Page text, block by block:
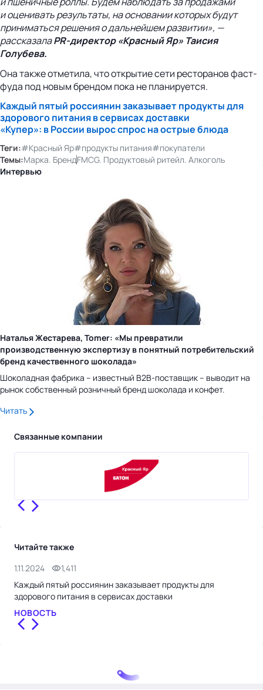
и оценивать результаты, на основании которых будут
приниматься решения о дальнейшем развитии», —
рассказалаPR-директор«Красный Яр» Таисия
Голубева.
Она также отметила, что открытие сети ресторанов фаст-
фуда под новым брендом пока не планируется.
Каждый пятый россиянин заказывает продукты для
здорового питания в сервисах доставки
«Купер»: в России вырос спрос на острые блюда
Теги:#Красный Яр#продукты питания#покупатели
Темы:Марка. БрендFMCG. Продуктовый ритейл. Алкоголь
Интервью
Наталья Жестарева, Tomer: «Мы превратили
производственную экспертизу в понятный потребительский
бренд качественного шоколада»
Шоколадная фабрика – известный B2B-поставщик – выводит на
рынок собственный розничный бренд шоколада и конфет.
Читать
Связанные компании
Читайте также
1.11.2024
1,411
Каждый пятый россиянин заказывает продукты для
здорового питания в сервисах доставки
НОВОСТЬ